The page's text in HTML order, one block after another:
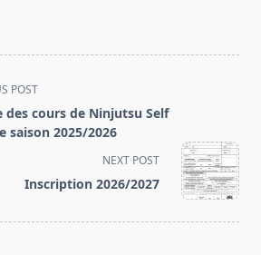
POST
des cours de Ninjutsu Self
saison 2025/2026
NEXT POST
Inscription 2026/2027